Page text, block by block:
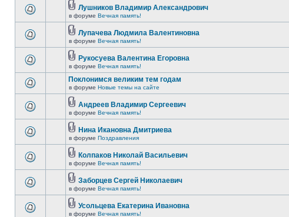
Лушников Владимир Александрович
в форуме Вечная память!
Лупачева Людмила Валентиновна
в форуме Вечная память!
Рукосуева Валентина Егоровна
в форуме Вечная память!
Поклонимся великим тем годам
в форуме Новые темы на сайте
Андреев Владимир Сергеевич
в форуме Вечная память!
Нина Икановна Дмитриева
в форуме Поздравления
Колпаков Николай Васильевич
в форуме Вечная память!
Заборцев Сергей Николаевич
в форуме Вечная память!
Усольцева Екатерина Ивановна
в форуме Вечная память!